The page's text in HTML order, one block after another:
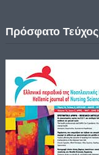
Πρόσφατο Τεύχος